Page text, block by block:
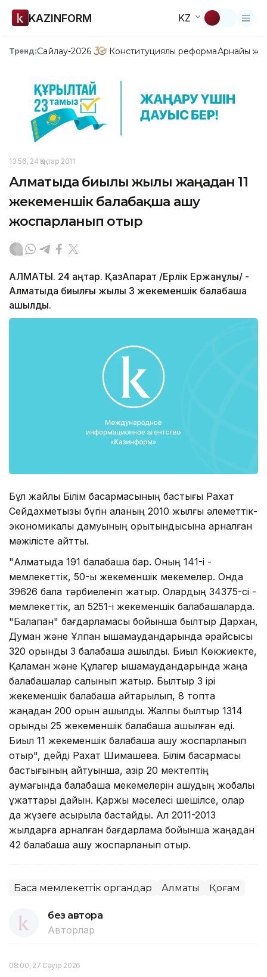
KAZINFORM KZ
Тренд:Сайлау-2026 Конституциялық реформаАрнайы
13:56, 24 Қаңтар 2011
Алматыда биылғы жылы жаңадан 11
жекеменшік балабақша ашу
жоспарланып отыр
АЛМАТЫ. 24 қаңтар. ҚазАқпарат /Ерлік Ержанұлы/ -
Алматыда биылғы жылы 3 жекеменшік балабақша
ашылды.
Бұл жайлы Білім басқармасының бастығы Рахат
Сейдахметқызы бүгін қаланың 2010 жылғы әлеметтік-
экономикалық дамуының қорытындысына арналған
мәжілісте айтты.
"Алматыда 191 балабақша бар. Оның 141-і -
мемлекеттік, 50-ы жекеменшік мекемелер. Онда
39626 бала тәрбиеленіп жатыр. Олардың 34375-сі -
мемлекеттік, ал 5251-і жекеменшік балабақшаларда.
"Балапан" бағдарламасы бойынша былтыр Дархан,
Думан және Ұлпан ықшамаудандарында әрқайсысы
320 орындық 3 балабақша ашылды. Биыл Көкжиекте,
Қалқаман және Құлагер ықшамаудандарында жаңа
балабақшалар салынып жатыр. Былтыр 3 ірі
жекеменшік балабақша қайтарылып, 8 топта
жаңадан 200 орын ашылды. Жалпы былтыр 1314
орындық 25 жекеменшік балабақша ашылған еді.
Биыл 11 жекеменшік балабаша ашу жоспарланып
отыр", дейді Рахат Шимашева. Білім басқармасы
бастығының айтуынша, қазір 20 мектептің
аумағында балабақша мекемелерін ашудың жобалық
құжаттары дайын. Қаржы мәселесі шешілсе, олар
да жүзеге асырыла бастайды. Ал 2011-2013
жылдарға арналған бағдарлама бойынша жаңадан
42 балабақша ашу жоспарланып отыр.
Басқа мемлекеттік органдар Алматы Қоғам
без автора
Авторлар
08:00, 27 Сәуір 2026